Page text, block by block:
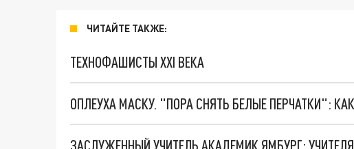
ЧИТАЙТЕ ТАКЖЕ:
ТЕХНОФАШИСТЫ XXI ВЕКА
ОПЛЕУХА МАСКУ. "ПОРА СНЯТЬ БЕЛЫЕ ПЕРЧАТКИ":